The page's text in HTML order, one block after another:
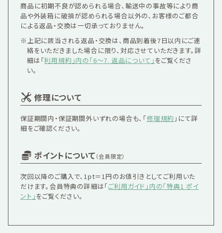
商品に初期不良が認められる場合、輸送中の事故等により商
品や外装箱に破損が認められる場合以外の、お客様のご都合
による返品・交換は一切承っておりません。
※上記に該当される返品・交換は、 商品到着後7日以内 にご連
絡をいただきました場合に限り、対応させていただきます。詳
細は「利用規約」内の「6〜7. 返品について」 をご覧くださ
い。
修理について
保証期間内・保証期間外いずれの場合も、「修理規約 」にて詳
細をご確認ください。
ポイントについて（会員限定）
次回以降のご購入で、1pt＝1円のお値引きとしてご利用いた
だけます。会員特典の詳細は「ご利用ガイド」内の「特典1 ポイ
ント」 をご覧ください。